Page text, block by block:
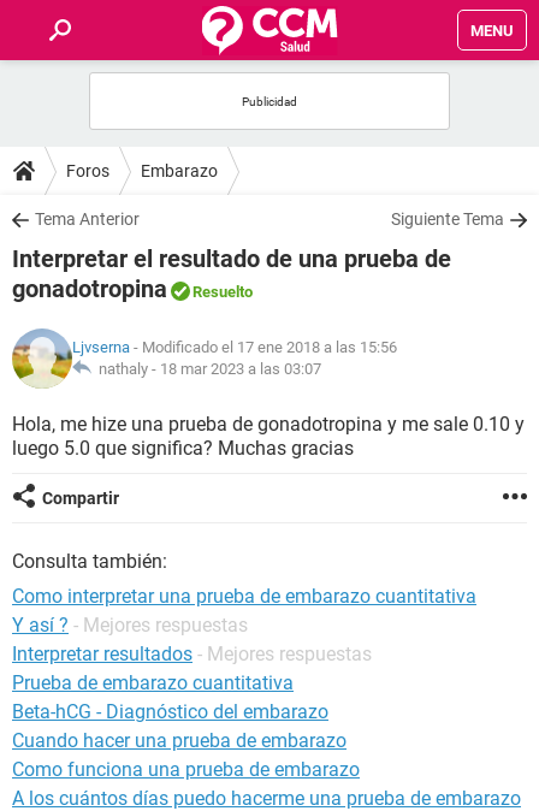
MENU
FOROS
SALUD
FAMILIA
NUTRICIÓN
SEXUALIDAD
Foros Embarazo
Tema Anterior Siguiente Tema
Interpretar el resultado de una prueba de
gonadotropina
Resuelto
Ljvserna - Modificado el 17 ene 2018 a las 15:56
nathaly - 18 mar 2023 a las 03:07
Hola, me hize una prueba de gonadotropina y me sale 0.10 y
luego 5.0 que significa? Muchas gracias
Compartir
Consulta también:
Como interpretar una prueba de embarazo cuantitativa
Y así ? - Mejores respuestas
Interpretar resultados - Mejores respuestas
Prueba de embarazo cuantitativa
Beta-hCG - Diagnóstico del embarazo
Cuando hacer una prueba de embarazo
Como funciona una prueba de embarazo
A los cuántos días puedo hacerme una prueba de embarazo